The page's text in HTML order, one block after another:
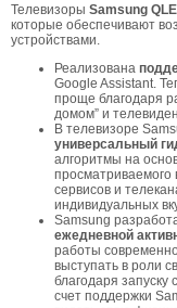
Телевизоры Samsung
которые обеспечивают
устройствами.
Реализована
Google Assistant.
проще благодаря
домом” и
В телевизоре
универсальный
алгоритмы на
просматриваемого
сервисов и
индивидуальных
Samsung
ежедневной
работы
выступать в роли
благодаря запуску
счет поддержки